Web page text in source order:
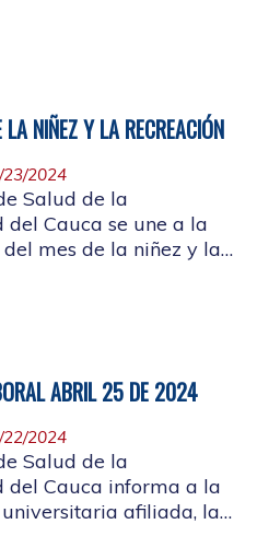
NIÑEZ Y LA RECREACIÓN
2024
Salud de la
del Cauca se une a la
mes de la niñez y la
ABRIL 25 DE 2024
2024
Salud de la
del Cauca informa a la
afiliada, la